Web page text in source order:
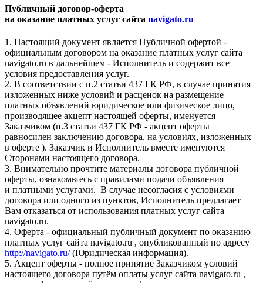
Публичный договор-оферта
на оказание платных услуг сайта navigato.ru
1. Настоящий документ является Публичной офертой -
официальным договором на оказание платных услуг сайта
navigato.ru в дальнейшем - Исполнитель и содержит все
условия предоставления услуг.
2. В соответствии с п.2 статьи 437 ГК РФ, в случае принятия
изложенных ниже условий и расценок на размещение
платных объявлений юридическое или физическое лицо,
производящее акцепт настоящей оферты, именуется
Заказчиком (п.3 статьи 437 ГК РФ - акцепт оферты
равносилен заключению договора, на условиях, изложенных
в оферте ). Заказчик и Исполнитель вместе именуются
Сторонами настоящего договора.
3. Внимательно прочтите материалы договора публичной
оферты, ознакомьтесь с правилами подачи объявления
и платными услугами. В случае несогласия с условиями
договора или одного из пунктов, Исполнитель предлагает
Вам отказаться от использования платных услуг сайта
navigato.ru.
4. Оферта - официальный публичный документ по оказанию
платных услуг сайта navigato.ru , опубликованный по адресу
http://navigato.ru/(Юридическая информация).
5. Акцепт оферты - полное принятие Заказчиком условий
настоящего договора путём оплаты услуг сайта navigato.ru ,